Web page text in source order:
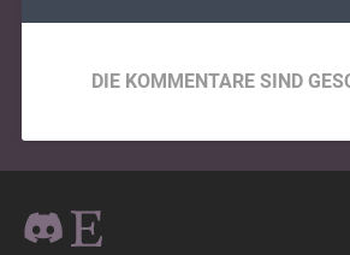
DIE KOMMENTARE SIND